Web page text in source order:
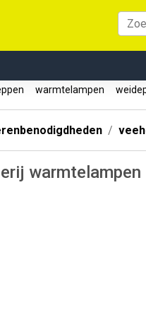
warmtelampen
warmtelampen